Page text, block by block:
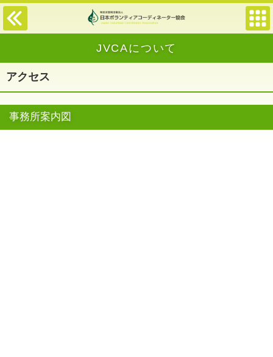
JVCAについて
アクセス
事務所案内図